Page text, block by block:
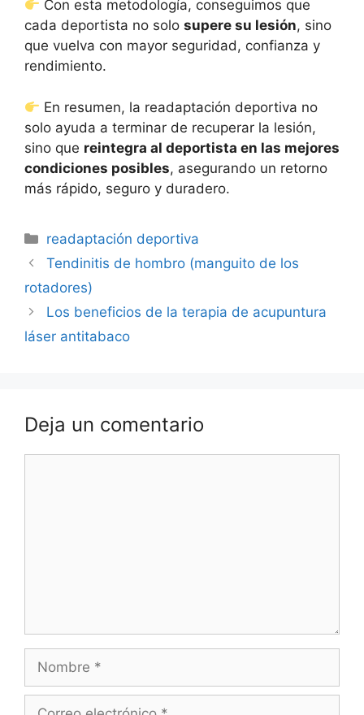
Con esta metodología, conseguimos que
cada deportista no solo supere su lesión, sino
que vuelva con mayor seguridad, confianza y
rendimiento.
En resumen, la readaptación deportiva no
solo ayuda a terminar de recuperar la lesión,
sino que reintegra al deportista en las mejores
condiciones posibles, asegurando un retorno
más rápido, seguro y duradero.
Categorías
readaptación deportiva
Navegación
de
Tendinitis de hombro (manguito de los
rotadores)
Los beneficios de la terapia de acupuntura
láser antitabaco
Deja un comentario